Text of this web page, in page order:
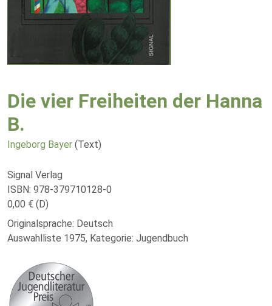
Die vier Freiheiten der Hanna
B.
Ingeborg Bayer (Text)
Signal Verlag
ISBN: 978-379710128-0
0,00 € (D)
Originalsprache: Deutsch
Auswahlliste 1975, Kategorie: Jugendbuch